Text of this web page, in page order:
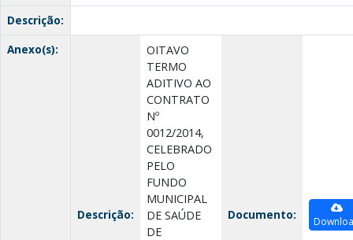
Descrição:
Anexo(s):
Descrição:
OITAVO
TERMO
ADITIVO AO
CONTRATO
Nº
0012/2014,
CELEBRADO
PELO
FUNDO
MUNICIPAL
DE SAÚDE
DE
Documento: